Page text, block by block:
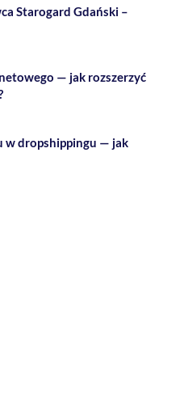
Starogard Gdański –
— jak rozszerzyć
w dropshippingu — jak